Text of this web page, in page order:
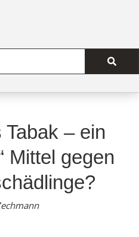
– ein
Mittel gegen